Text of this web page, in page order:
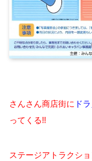
さんさん商店街に ド
ってくる!!
ステージアトラクシ